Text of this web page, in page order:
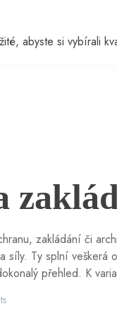
abyste si vybírali
zakládání či
síly. Ty splní veškerá
přehled. K